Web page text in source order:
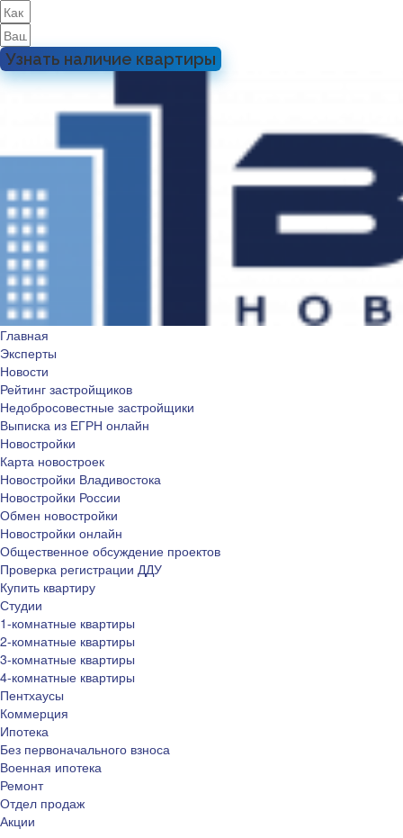
Узнать наличие квартиры
Главная
Эксперты
Новости
Рейтинг застройщиков
Недобросовестные застройщики
Выписка из ЕГРН онлайн
Новостройки
Карта новостроек
Новостройки Владивостока
Новостройки России
Обмен новостройки
Новостройки онлайн
Общественное обсуждение проектов
Проверка регистрации ДДУ
Купить квартиру
Студии
1-комнатные квартиры
2-комнатные квартиры
3-комнатные квартиры
4-комнатные квартиры
Пентхаусы
Коммерция
Ипотека
Без первоначального взноса
Военная ипотека
Ремонт
Отдел продаж
Акции